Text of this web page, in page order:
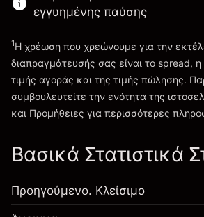
εγγυημένης παύσης
Χρεώσεις και Τέλη
1Η χρέωση που χρεώνουμε για την
διαπραγμάτευσής σας είναι το spread,
τιμής αγοράς και της τιμής πώλησης.
συμβουλευτείτε την ενότητα της
και Προμήθειες για περισσότερες
Βασικά Στατιστικά
Προηγούμενο. Κλείσιμο